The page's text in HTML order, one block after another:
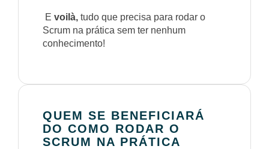
E voilà, tudo que precisa para rodar o
Scrum na prática sem ter nenhum
conhecimento!
QUEM SE BENEFICIARÁ
DO COMO RODAR O
SCRUM NA PRÁTICA